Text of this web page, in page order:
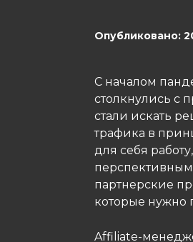
Опубликовано:
С началом
столкнулись с
стали искать
трафика в
для себя
партнерские
которые нужно
Affiliate-